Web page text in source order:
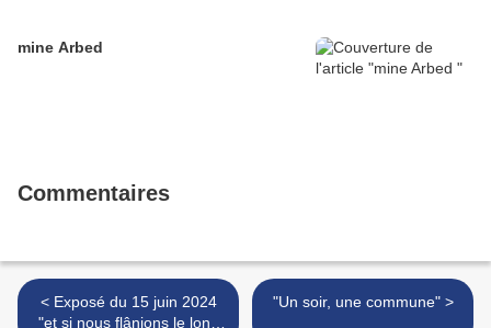
mine Arbed
Commentaires
< Exposé du 15 juin 2024
"et si nous flânions le long
"Un soir, une commune" >